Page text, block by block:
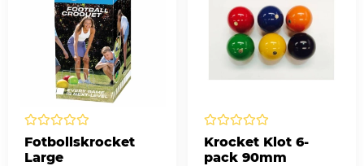
Fotbollskrocket
Large
Krocket Klot 6-
pack 90mm